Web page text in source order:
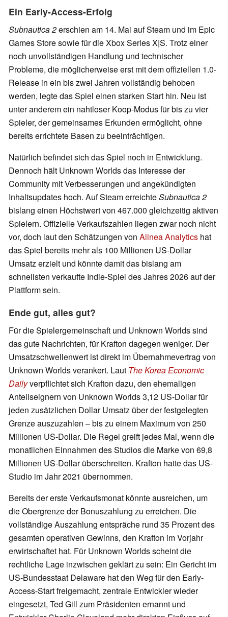
Ein Early-Access-Erfolg
Subnautica 2erschien am 14. Mai auf Steam und im Epic
Games Store sowie für die Xbox Series X|S. Trotz einer
noch unvollständigen Handlung und technischer
Probleme, die möglicherweise erst mit dem offiziellen 1.0-
Release in ein bis zwei Jahren vollständig behoben
werden, legte das Spiel einen starken Start hin. Neu ist
unter anderem ein nahtloser Koop-Modus für bis zu vier
Spieler, der gemeinsames Erkunden ermöglicht, ohne
bereits errichtete Basen zu beeinträchtigen.
Natürlich befindet sich das Spiel noch in Entwicklung.
Dennoch hält Unknown Worlds das Interesse der
Community mit Verbesserungen und angekündigten
Inhaltsupdates hoch. Auf Steam erreichteSubnautica 2
bislang einen Höchstwert von 467.000 gleichzeitig aktiven
Spielern. Offizielle Verkaufszahlen liegen zwar noch nicht
vor, doch laut den Schätzungen von Alinea Analytics hat
das Spiel bereits mehr als 100 Millionen US-Dollar
Umsatz erzielt und könnte damit das bislang am
schnellsten verkaufte Indie-Spiel des Jahres 2026 auf der
Plattform sein.
Ende gut, alles gut?
Für die Spielergemeinschaft und Unknown Worlds sind
das gute Nachrichten, für Krafton dagegen weniger. Der
Umsatzschwellenwert ist direkt im Übernahmevertrag von
Unknown Worlds verankert. Laut The Korea Economic
Dailyverpflichtet sich Krafton dazu, den ehemaligen
Anteilseignern von Unknown Worlds 3,12 US-Dollar für
jeden zusätzlichen Dollar Umsatz über der festgelegten
Grenze auszuzahlen – bis zu einem Maximum von 250
Millionen US-Dollar. Die Regel greift jedes Mal, wenn die
monatlichen Einnahmen des Studios die Marke von 69,8
Millionen US-Dollar überschreiten. Krafton hatte das US-
Studio im Jahr 2021 übernommen.
Bereits der erste Verkaufsmonat könnte ausreichen, um
die Obergrenze der Bonuszahlung zu erreichen. Die
vollständige Auszahlung entspräche rund 35 Prozent des
gesamten operativen Gewinns, den Krafton im Vorjahr
erwirtschaftet hat. Für Unknown Worlds scheint die
rechtliche Lage inzwischen geklärt zu sein: Ein Gericht im
US-Bundesstaat Delaware hat den Weg für den Early-
Access-Start freigemacht, zentrale Entwickler wieder
eingesetzt, Ted Gill zum Präsidenten ernannt und